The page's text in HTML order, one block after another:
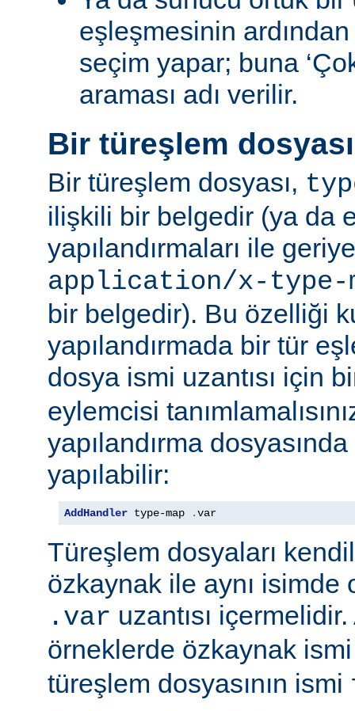
eşleşmesinin
seçim yapar; buna
araması adı verilir.
Bir türeşlem
Bir türeşlem dosyası,
ilişkili bir belgedir (ya da
yapılandırmaları ile
application/x-type-
bir belgedir). Bu özelliği
yapılandırmada bir tür
dosya ismi uzantısı için
eylemcisi
yapılandırma
yapılabilir:
AddHandler type-map .var
Türeşlem dosyaları
özkaynak ile aynı isimde
.var uzantısı
örneklerde özkaynak
türeşlem dosyasının ismi